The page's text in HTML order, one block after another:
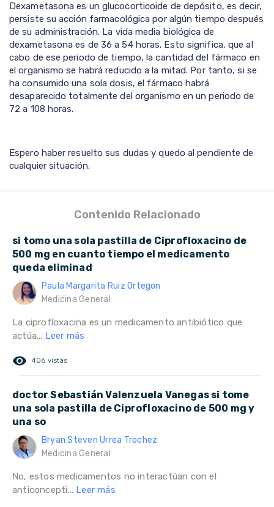
Dexametasona es un glucocorticoide de depósito, es decir,
persiste su acción farmacológica por algún tiempo después
de su administración. La vida media biológica de
dexametasona es de 36 a 54 horas. Esto significa, que al
cabo de ese periodo de tiempo, la cantidad del fármaco en
el organismo se habrá reducido a la mitad. Por tanto, si se
ha consumido una sola dosis, el fármaco habrá
desaparecido totalmente del organismo en un periodo de
72 a 108 horas.
Espero haber resuelto sus dudas y quedo al pendiente de
cualquier situación.
Contenido Relacionado
si tomo una sola pastilla de Ciprofloxacino de
500 mg en cuanto tiempo el medicamento
queda eliminad
Paula Margarita Ruiz Ortegon
Medicina General
La ciprofloxacina es un medicamento antibiótico que
actúa... Leer más
remove_red_eye 406 vistas
doctor Sebastián Valenzuela Vanegas si tome
una sola pastilla de Ciprofloxacino de 500 mg y
una so
Bryan Steven Urrea Trochez
Medicina General
No, estos medicamentos no interactúan con el
anticoncepti... Leer más